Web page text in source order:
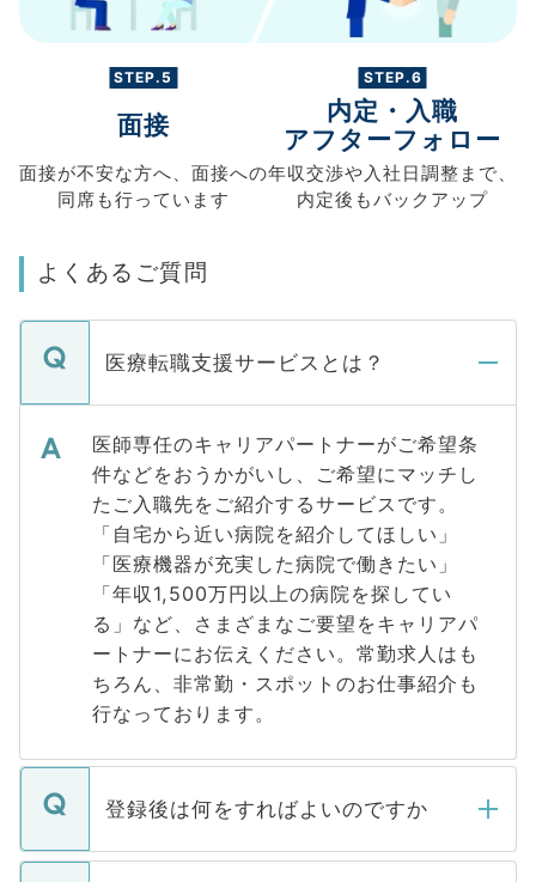
STEP.5
面接
面接が不安な方へ、 面接への
同席も行っています
STEP.6
内定・入職
アフターフォロー
年収交渉や入社日調整まで、
内定後もバックアップ
よくあるご質問
医療転職支援サービスとは？
医師専任のキャリアパートナーがご希望条
件などをおうかがいし、ご希望にマッチし
たご入職先をご紹介するサービスです。
「自宅から近い病院を紹介してほしい」
「医療機器が充実した病院で働きたい」
「年収1,500万円以上の病院を探してい
る」など、さまざまなご要望をキャリアパ
ートナーにお伝えください。常勤求人はも
ちろん、非常勤・スポットのお仕事紹介も
行なっております。
登録後は何をすればよいのですか
ご登録いただきましたら、弊社担当者がご